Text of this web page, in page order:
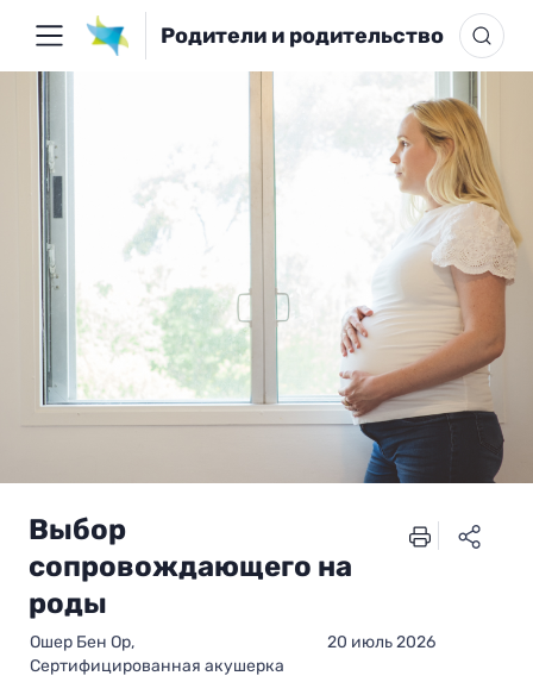
Родители и родительство
Выбор
сопровождающего на
роды
Oшер Бен Ор,
Сертифицированная акушерка
20 июль 2026